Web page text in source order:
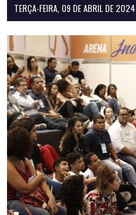
TERÇA-FEIRA, 09 DE ABRIL DE 2024